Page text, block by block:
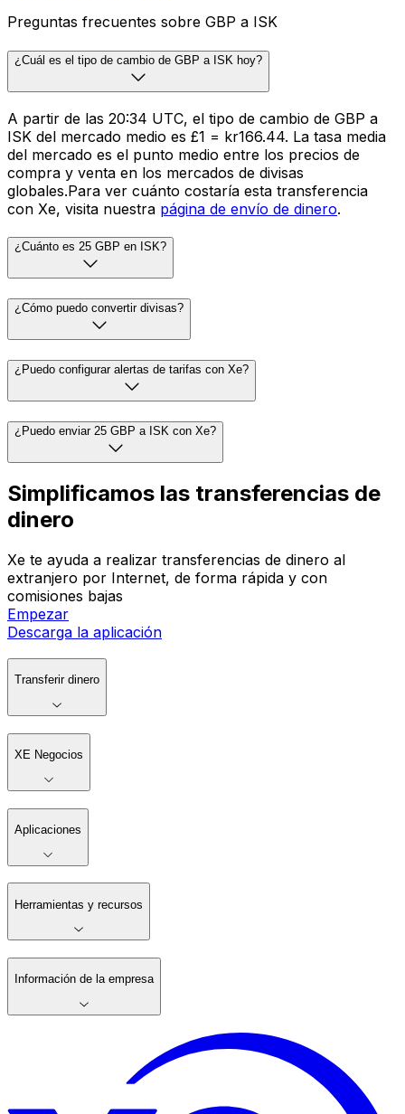
Preguntas frecuentes sobre GBP a ISK
¿Cuál es el tipo de cambio de GBP a ISK hoy?
A partir de las 20:34 UTC, el tipo de cambio de GBP a
ISK del mercado medio es £1 = kr166.44. La tasa media
del mercado es el punto medio entre los precios de
compra y venta en los mercados de divisas
globales.Para ver cuánto costaría esta transferencia
con Xe, visita nuestra página de envío de dinero.
¿Cuánto es 25 GBP en ISK?
¿Cómo puedo convertir divisas?
¿Puedo configurar alertas de tarifas con Xe?
¿Puedo enviar 25 GBP a ISK con Xe?
Simplificamos las transferencias de
dinero
Xe te ayuda a realizar transferencias de dinero al
extranjero por Internet, de forma rápida y con
comisiones bajas
Empezar
Descarga la aplicación
Transferir dinero
XE Negocios
Aplicaciones
Herramientas y recursos
Información de la empresa